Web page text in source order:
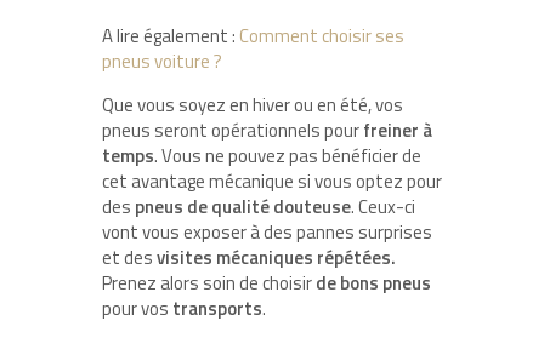
A lire également : Comment choisir ses
pneus voiture ?
Que vous soyez en hiver ou en été, vos
pneus seront opérationnels pourfreiner à
temps. Vous ne pouvez pas bénéficier de
cet avantage mécanique si vous optez pour
des pneus de qualité douteuse. Ceux-ci
vont vous exposer à des pannes surprises
et desvisites mécaniques répétées.
Prenez alors soin de choisirde bons pneus
pour vos transports.